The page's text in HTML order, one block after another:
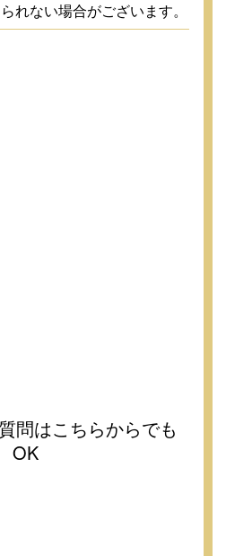
れない場合がございます。
問はこちらからでも
OK